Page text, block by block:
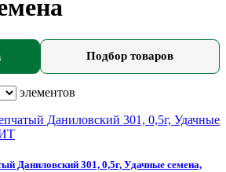
Подбор товаров
элементов
Даниловский 301, 0,5г, Удачные семена,